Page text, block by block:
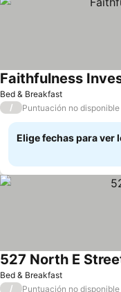
Bed & Breakfast
Faithfulness
/ Puntuación no disponible
Elige fechas para ver
Bed & Breakfast
527 North E
/ Puntuación no disponible